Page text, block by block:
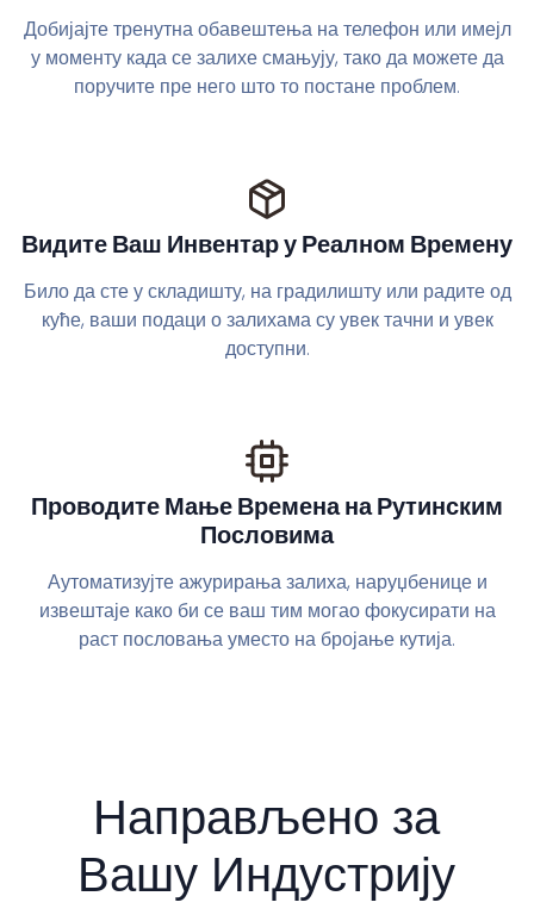
Добијајте тренутна обавештења на телефон или имејл
у моменту када се залихе смањују, тако да можете да
поручите пре него што то постане проблем.
Видите Ваш Инвентар у Реалном Времену
Било да сте у складишту, на градилишту или радите од
куће, ваши подаци о залихама су увек тачни и увек
доступни.
Проводите Мање Времена на Рутинским
Пословима
Аутоматизујте ажурирања залиха, наруџбенице и
извештаје како би се ваш тим могао фокусирати на
раст пословања уместо на бројање кутија.
Направљено за
Вашу Индустрију